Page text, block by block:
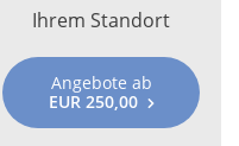
Ihrem Standort
Angebote ab
EUR 250,00